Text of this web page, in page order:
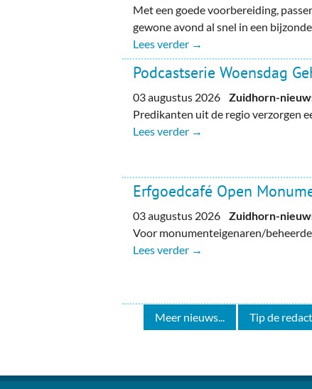
Met een goede voorbereiding,
gewone avond al snel in een
Lees verder →
Podcastserie Woensdag
03 augustus 2026Zuidhorn-
Predikanten uit de regio verzorgen
Lees verder →
Erfgoedcafé Open
03 augustus 2026Zuidhorn-
Voor monumenteigenaren/
Lees verder →
Meer nieuws... Tip de